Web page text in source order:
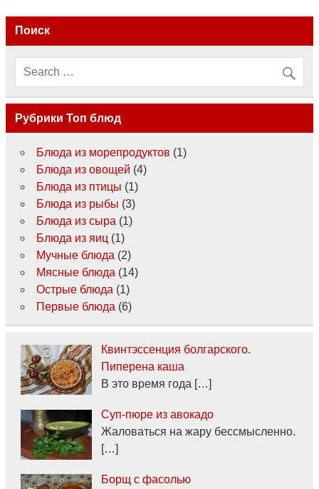
Поиск
Рубрики Топ блюд
Блюда из морепродуктов (1)
Блюда из овощей (4)
Блюда из птицы (1)
Блюда из рыбы (3)
Блюда из сыра (1)
Блюда из яиц (1)
Мучные блюда (2)
Мясные блюда (14)
Острые блюда (1)
Первые блюда (6)
Квинтэссенция болгарского.
Пиперена каша
В это время года […]
Суп-пюре из авокадо
Жаловаться на жару бессмысленно.
[…]
Борщ с фасолью